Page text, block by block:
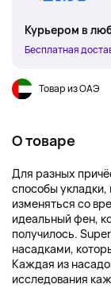
Курьером в
Бесплатная
Товар из ОАЭ
О товаре
Для разных
способы укладки,
изменяться со
идеальный фен,
получилось.
насадками,
Каждая из
исследования